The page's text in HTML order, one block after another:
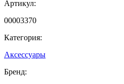
Артикул:
00003370
Категория:
Аксессуары
Бренд: